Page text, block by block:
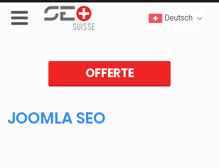
Deutsch
OFFERTE
JOOMLA SEO